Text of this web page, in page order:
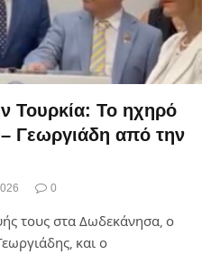
Τουρκία: Το ηχηρό
Γεωργιάδη από την
0
τους στα Δωδεκάνησα, ο
και ο